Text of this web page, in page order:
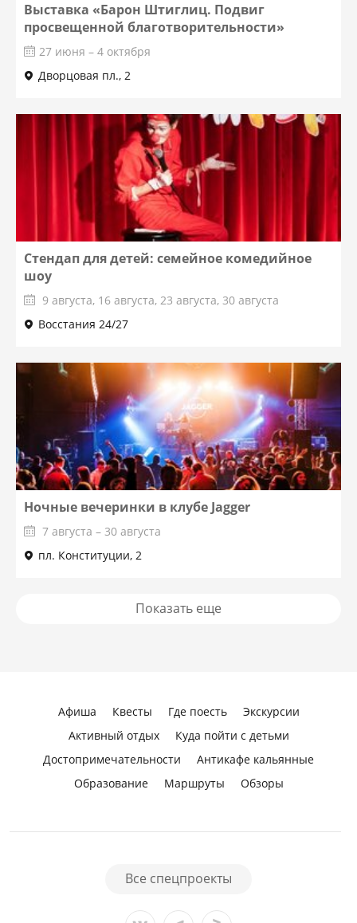
Выставка «Барон Штиглиц. Подвиг
просвещенной благотворительности»
27 июня – 4 октября
Дворцовая пл., 2
Стендап для детей: семейное комедийное
шоу
9 августа, 16 августа, 23 августа, 30 августа
Восстания 24/27
Ночные вечеринки в клубе Jagger
7 августа – 30 августа
пл. Конституции, 2
Показать еще
Афиша Квесты Где поесть
Экскурсии
Активный отдых
Куда пойти с детьми
Достопримечательности
Антикафе кальянные
Образование
Маршруты Обзоры
Все спецпроекты